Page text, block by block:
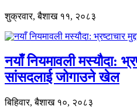
शुक्रवार, बैशाख ११, २०८३
नयाँ नियमावली मस्यौदा:
सांसदलाई जोगाउने खेल
बिहिवार, बैशाख १०, २०८३